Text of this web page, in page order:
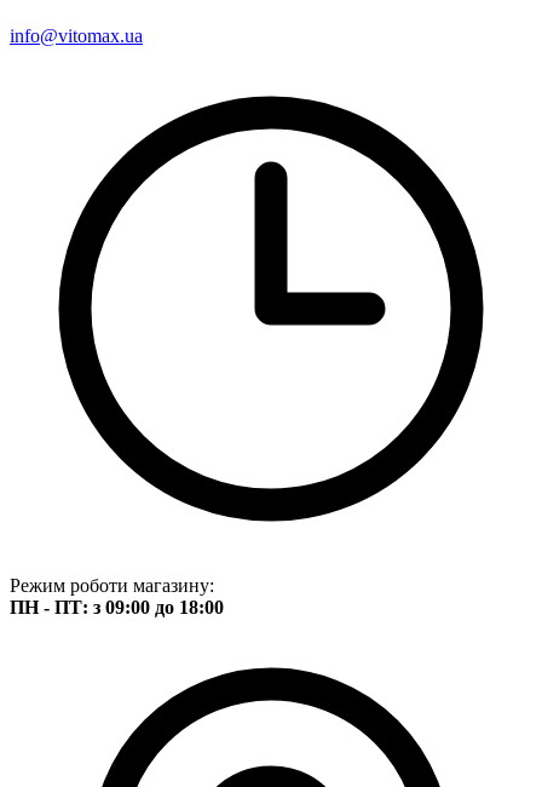
info@vitomax.ua
Режим роботи магазину:
ПН - ПТ: з 09:00 до 18:00